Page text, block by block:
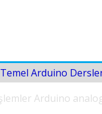
Temel Arduino
Arduino